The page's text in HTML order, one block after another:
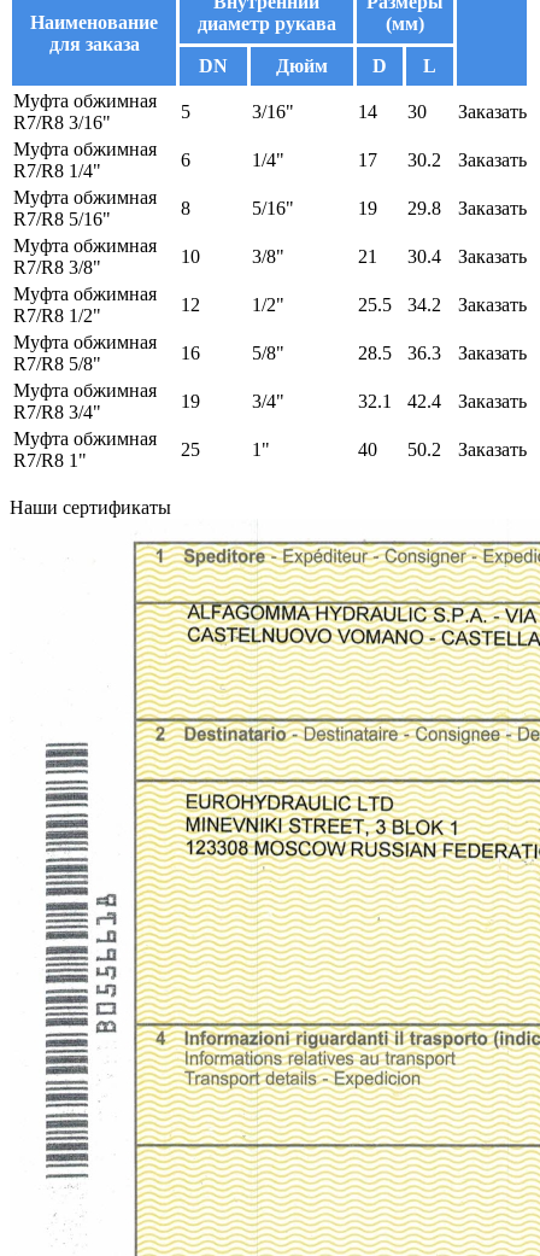
Наименование
для заказа
диаметр рукава
(мм)
DN Дюйм D
L
Муфта обжимная
R7/R8 3/16"
5 3/16" 14 30
Заказать
Муфта обжимная
R7/R8 1/4"
6 1/4" 17 30.2
Заказать
Муфта обжимная
R7/R8 5/16"
8 5/16" 19 29.8
Заказать
Муфта обжимная
R7/R8 3/8"
10 3/8" 21 30.4
Заказать
Муфта обжимная
R7/R8 1/2"
12 1/2" 25.5 34.2
Заказать
Муфта обжимная
R7/R8 5/8"
16 5/8" 28.5 36.3
Заказать
Муфта обжимная
R7/R8 3/4"
19 3/4" 32.1 42.4
Заказать
Муфта обжимная
R7/R8 1"
25 1" 40 50.2 Заказать
Наши сертификаты